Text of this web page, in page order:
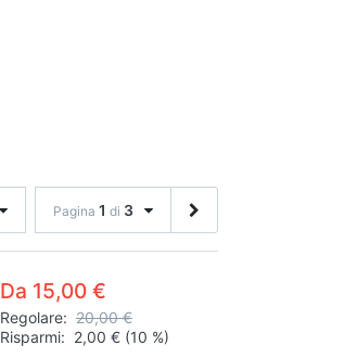
Pagina 1 di 3
Da 15,00 €
Regolare: 20,00 €
Risparmi: 2,00 € (10 %)